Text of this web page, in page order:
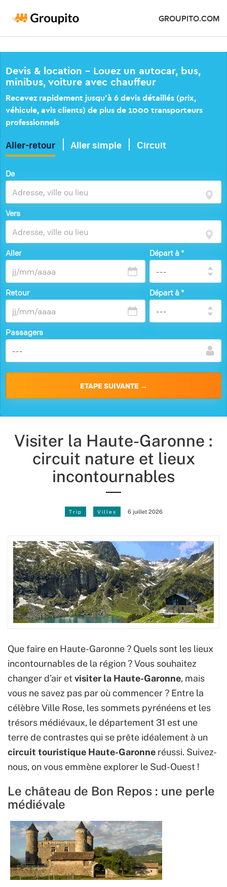
GROUPITO.COM
Devis & location – Louez un autocar, bus,
minibus, voiture avec chauffeur
Recevez rapidement jusqu’à 6 devis détaillés (prix,
véhicule, avis clients) de plus de 1000 transporteurs
professionnels
Aller-retour Aller simple Circuit
De
Vers
Aller Départ à *
Retour Départ à *
Passagers
Visiter la Haute-Garonne :
circuit nature et lieux
incontournables
Trip Villes 6 juillet 2026
Que faire en Haute-Garonne ? Quels sont les lieux
incontournables de la région ? Vous souhaitez
changer d’air et visiter la Haute-Garonne, mais
vous ne savez pas par où commencer ? Entre la
célèbre Ville Rose, les sommets pyrénéens et les
trésors médiévaux, le département 31 est une
terre de contrastes qui se prête idéalement à un
circuit touristique Haute-Garonne réussi. Suivez-
nous, on vous emmène explorer le Sud-Ouest !
Le château de Bon Repos : une perle
médiévale